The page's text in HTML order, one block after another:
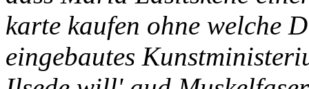
karte kaufen ohne welche
eingebautes